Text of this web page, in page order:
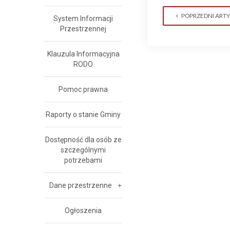
POPRZEDNI
System Informacji
Przestrzennej
Klauzula Informacyjna
RODO
Pomoc prawna
Raporty o stanie Gminy
Dostępność dla osób ze
szczególnymi
potrzebami
Dane przestrzenne
Ogłoszenia